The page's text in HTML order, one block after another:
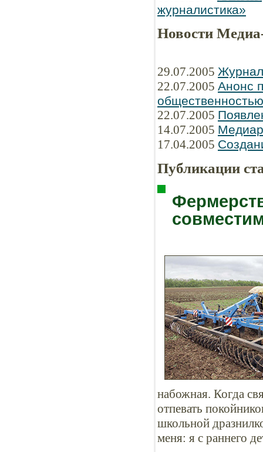
журналистика»
Новости
29.07.2005
22.07.2005 Анонс
общественностью
22.07.2005
14.07.2005
17.04.2005
Публикации
набожная. Когда
отпевать
школьной
меня: я с раннего